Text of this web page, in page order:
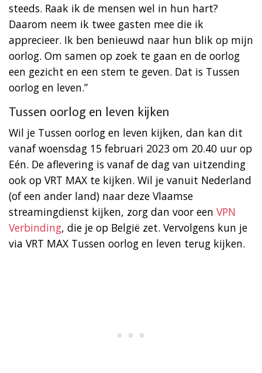
steeds. Raak ik de mensen wel in hun hart?
Daarom neem ik twee gasten mee die ik
apprecieer. Ik ben benieuwd naar hun blik op mijn
oorlog. Om samen op zoek te gaan en de oorlog
een gezicht en een stem te geven. Dat is Tussen
oorlog en leven.”
Tussen oorlog en leven kijken
Wil je Tussen oorlog en leven kijken, dan kan dit
vanaf woensdag 15 februari 2023 om 20.40 uur op
Eén. De aflevering is vanaf de dag van uitzending
ook op VRT MAX te kijken. Wil je vanuit Nederland
(of een ander land) naar deze Vlaamse
streamingdienst kijken, zorg dan voor een VPN
Verbinding, die je op België zet. Vervolgens kun je
via VRT MAX Tussen oorlog en leven terug kijken.